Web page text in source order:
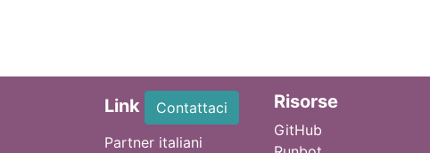
Link
Contattaci
Partner italiani
Risorse
GitHub